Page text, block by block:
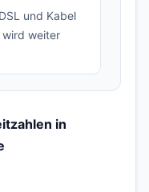
und Kabel
wird weiter
in